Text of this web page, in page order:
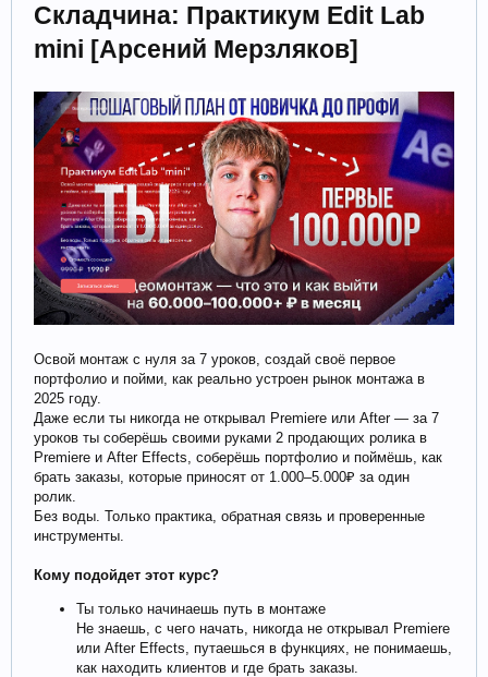
Складчина: Практикум Edit Lab
mini [Арсений Мерзляков]
Освой монтаж с нуля за 7 уроков, создай своё первое
портфолио и пойми, как реально устроен рынок монтажа в
2025 году.
Даже если ты никогда не открывал Premiere или After — за 7
уроков ты соберёшь своими руками 2 продающих ролика в
Premiere и After Effects, соберёшь портфолио и поймёшь, как
брать заказы, которые приносят от 1.000–5.000₽ за один
ролик.
Без воды. Только практика, обратная связь и проверенные
инструменты.
Кому подойдет этот курс?
Ты только начинаешь путь в монтаже
Не знаешь, с чего начать, никогда не открывал Premiere
или After Effects, путаешься в функциях, не понимаешь,
как находить клиентов и где брать заказы.